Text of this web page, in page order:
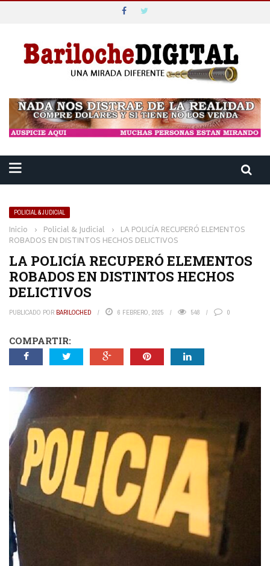
POLICIAL & JUDICIAL
Inicio › Policial & Judicial › LA POLICÍA RECUPERÓ ELEMENTOS
ROBADOS EN DISTINTOS HECHOS DELICTIVOS
LA POLICÍA RECUPERÓ ELEMENTOS
ROBADOS EN DISTINTOS HECHOS
DELICTIVOS
PUBLICADO POR BARILOCHED 6 FEBRERO, 2025 548 0
COMPARTIR: